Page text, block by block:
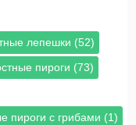
лепешки (52)
пироги (73)
пироги с грибами (1)